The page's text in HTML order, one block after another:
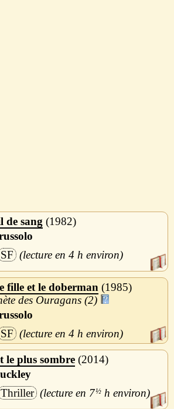
de sang
1982
SF
4 h
fille et le doberman
1985
des Ouragans (2)
SF
4 h
le plus sombre 2014
Thriller
7½ h